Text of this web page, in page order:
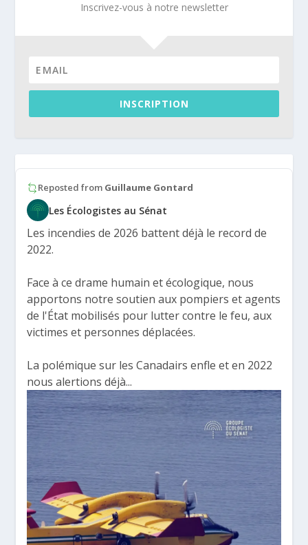
Inscrivez-vous à notre newsletter
INSCRIPTION
Reposted from Guillaume Gontard
Les Écologistes au Sénat
Les incendies de 2026 battent déjà le record de
2022.
Face à ce drame humain et écologique, nous
apportons notre soutien aux pompiers et agents
de l'État mobilisés pour lutter contre le feu, aux
victimes et personnes déplacées.
La polémique sur les Canadairs enfle et en 2022
nous alertions déjà...